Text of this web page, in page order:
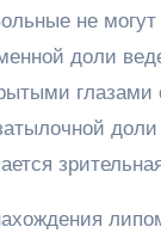
не
доли
глазами